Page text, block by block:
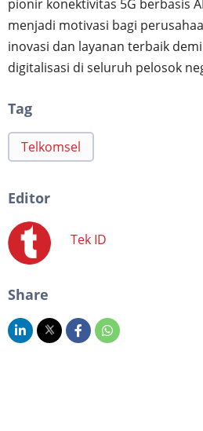
pionir konektivitas 5G berbasis
menjadi motivasi bagi
inovasi dan layanan terbaik
digitalisasi di seluruh pelosok
Tag
Telkomsel
Editor
Tek ID
Share